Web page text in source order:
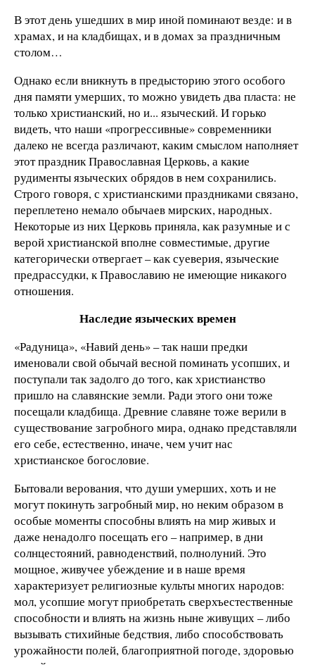
В этот день ушедших в мир иной поминают везде: и в
храмах, и на кладбищах, и в домах за праздничным
столом…
Однако если вникнуть в предысторию этого особого
дня памяти умерших, то можно увидеть два пласта: не
только христианский, но и... языческий. И горько
видеть, что наши «прогрессивные» современники
далеко не всегда различают, каким смыслом наполняет
этот праздник Православная Церковь, а какие
рудименты языческих обрядов в нем сохранились.
Строго говоря, с христианскими праздниками связано,
переплетено немало обычаев мирских, народных.
Некоторые из них Церковь приняла, как разумные и с
верой христианской вполне совместимые, другие
категорически отвергает – как суеверия, языческие
предрассудки, к Православию не имеющие никакого
отношения.
Наследие языческих времен
«Радуница», «Навий день» – так наши предки
именовали свой обычай весной поминать усопших, и
поступали так задолго до того, как христианство
пришло на славянские земли. Ради этого они тоже
посещали кладбища. Древние славяне тоже верили в
существование загробного мира, однако представляли
его себе, естественно, иначе, чем учит нас
христианское богословие.
Бытовали верования, что души умерших, хоть и не
могут покинуть загробный мир, но неким образом в
особые моменты способны влиять на мир живых и
даже ненадолго посещать его – например, в дни
солнцестояний, равноденствий, полнолуний. Это
мощное, живучее убеждение и в наше время
характеризует религиозные культы многих народов:
мол, усопшие могут приобретать сверхъестественные
способности и влиять на жизнь ныне живущих – либо
вызывать стихийные бедствия, либо способствовать
урожайности полей, благоприятной погоде, здоровью